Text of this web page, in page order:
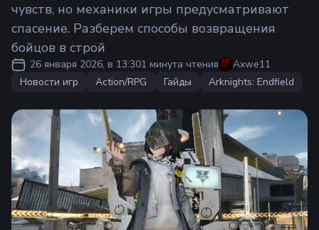
чувств, но механики игры предусматривают
спасение. Разберем способы возвращения
бойцов в строй
26 января 2026, в 13:301 минута чтения
Axwe11
Новости игр
Action/RPG Гайды Arknights: Endfield